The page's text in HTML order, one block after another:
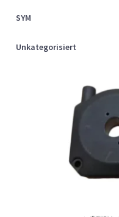
SYM
Unkategorisiert